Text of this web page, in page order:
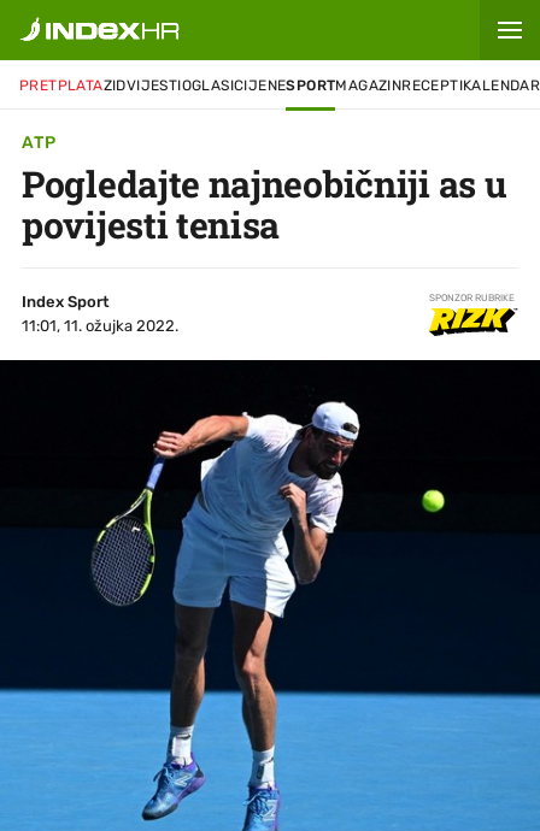
PRETPLATAZIDVIJESTIOGLASICIJENESPORTMAGAZINRECEPTIKALENDAR
ATP
Pogledajte najneobičniji as u
povijesti tenisa
Index Sport
11:01, 11. ožujka 2022.
SPONZOR RUBRIKE